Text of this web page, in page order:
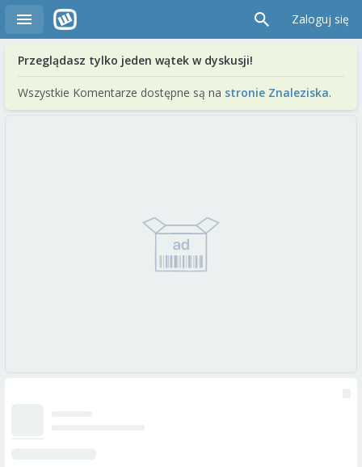
Zaloguj się
Przeglądasz tylko jeden wątek w dyskusji!
Wszystkie Komentarze dostępne są na stronie Znaleziska.